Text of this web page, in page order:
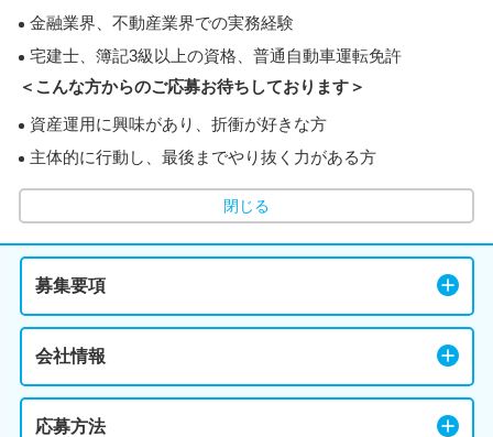
金融業界、不動産業界での実務経験
宅建士、簿記3級以上の資格、普通自動車運転免許
＜こんな方からのご応募お待ちしております＞
資産運用に興味があり、折衝が好きな方
主体的に行動し、最後までやり抜く力がある方
閉じる
募集要項
会社情報
応募方法